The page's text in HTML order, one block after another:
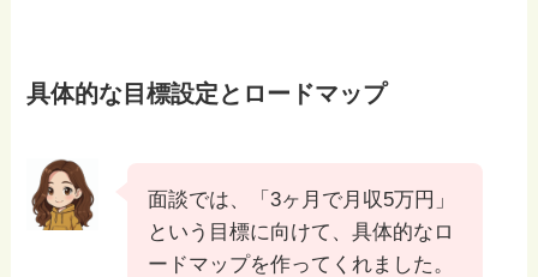
具体的な目標設定とロードマップ
面談では、「3ヶ月で月収5万円」
という目標に向けて、具体的なロ
ードマップを作ってくれました。